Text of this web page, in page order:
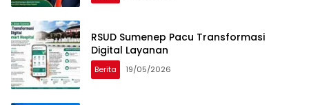
RSUD Sumenep Pacu Transformasi
Digital Layanan
Berita 19/05/2026